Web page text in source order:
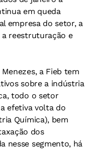
em queda
empresa do setor, a
a reestruturação e
a Fieb tem
sobre a indústria
todo o setor
efetiva volta do
Química), bem
dos
nesse segmento, há